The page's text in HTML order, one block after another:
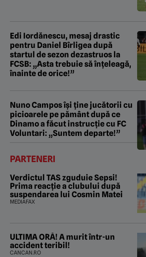
Edi Iordănescu, mesaj drastic
pentru Daniel Bîrligea după
startul de sezon dezastruos la
FCSB: „Asta trebuie să înțeleagă,
înainte de orice!”
Nuno Campos își ține jucătorii cu
picioarele pe pământ după ce
Dinamo a făcut instrucție cu FC
Voluntari: „Suntem departe!”
PARTENERI
Verdictul TAS zguduie Sepsi!
Prima reacție a clubului după
suspendarea lui Cosmin Matei
MEDIAFAX
ULTIMA ORĂ! A murit într-un
accident teribil!
CANCAN.RO